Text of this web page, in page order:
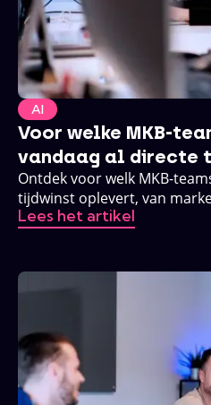
AI
Voor welke MKB-
vandaag al directe
Ontdek voor welk MKB-
tijdwinst oplevert, van
Praktisch, zonder buzzwords.
Lees het artikel